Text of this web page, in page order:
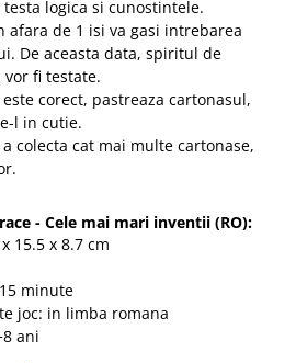
logica si cunostintele.
afara de 1 isi va gasi intrebarea
De aceasta data, spiritul de
fi testate.
corect, pastreaza cartonasul,
l in cutie.
colecta cat mai multe cartonase,
- Cele mai mari inventii (RO):
15.5 x 8.7 cm
minute
joc: in limba romana
ani